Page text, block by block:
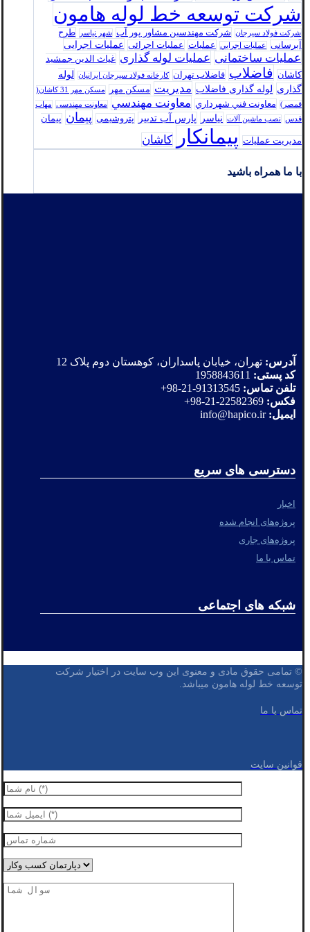
شرکت توسعه خط لوله هامون
شرکت فولاد سيرجان شرکت مهندسین مشاور پور آب شهر نیاسر
طرح
آبرسانی
عمليات اجرايي عملیات عملیات اجرائی عملیات اجرایی
عملیات ساختمانی عملیات لوله گذاری غیاث الدین جمشید
کاشان
فاضلاب فاضلاب تهران كارخانه فولاد سيرجان ايرانيان
لوله
گذاری لوله گذاری فاضلاب مدیریت مسکن مهر
مسکن مهر 31 کاشان(
قمصر)
معاونت فني شهرداري معاونت مهندسي معاونت مهندسی
مهاب
قدس
نصب ماشین آلات نیاسر پارس‌ آب تدبير پتروشیمی پیمان پیمان
مدیریت عملیات پیمانکار کاشان
با ما همراه باشید
آدرس: تهران، خیابان پاسداران، کوهستان دوم پلاک 12
کد پستی:
تلفن تماس:
فکس:
ایمیل: info@hapico.ir
دسترسی های سریع
اخبار
پروژه‌های انجام شده
پروژه‌های جاری
تماس با ما
شبکه های اجتماعی
© تمامی حقوق مادی و معنوی این وب سایت در اختیار شرکت
توسعه خط لوله هامون میباشد.
تماس با ما
قوانین سایت